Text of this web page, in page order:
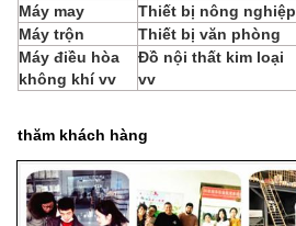
Máy may
Thiết bị nông nghiệp
Máy trộn
Thiết bị văn phòng
Máy điều hòa
không khí vv
Đồ nội thất kim loại
vv
thăm khách hàng